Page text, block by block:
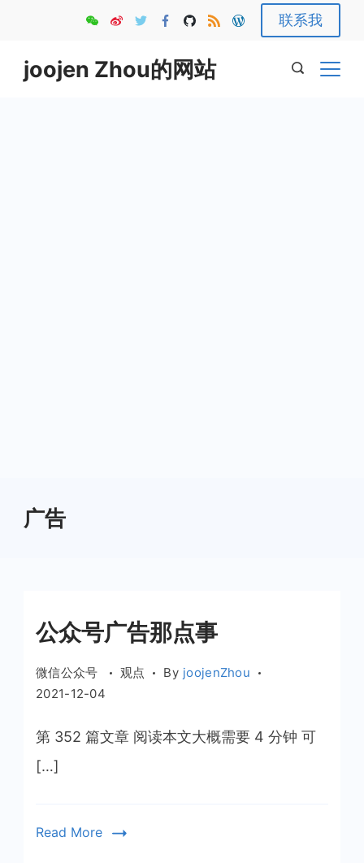
content
联系我
joojen Zhou的网站
广告
公众号广告那点事
微信公众号 观点 By joojenZhou
2021-12-04
第 352 篇文章 阅读本文大概需要 4 分钟 可
[…]
Read More